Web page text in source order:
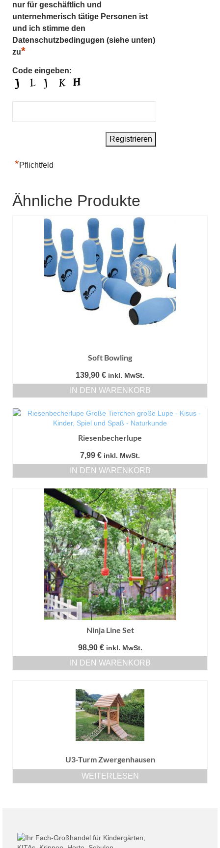
nur für geschäftlich und
unternehmerisch tätige Personen ist
und ich stimme den
Datenschutzbedingugen (siehe unten)
zu*
Code eingeben:
*Pflichtfeld
Ähnliche Produkte
Soft Bowling
139,90 € inkl. MwSt.
IN DEN WARENKORB
Riesenbecherlupe
7,99 € inkl. MwSt.
IN DEN WARENKORB
Ninja Line Set
98,90 € inkl. MwSt.
IN DEN WARENKORB
U3-Turm Zwergenhausen
WEITERLESEN